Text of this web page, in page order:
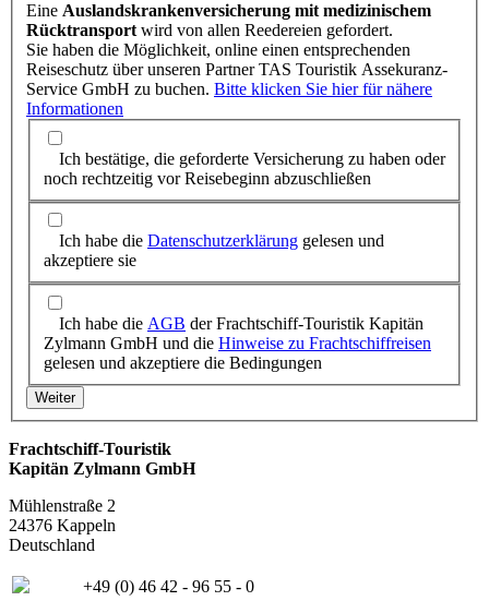
Eine Auslandskrankenversicherung mit medizinischem
Rücktransport wird von allen Reedereien gefordert.
Sie haben die Möglichkeit, online einen entsprechenden
Reiseschutz über unseren Partner TAS Touristik Assekuranz-
Service GmbH zu buchen. Bitte klicken Sie hier für nähere
Informationen
Ich bestätige, die geforderte Versicherung zu haben oder
noch rechtzeitig vor Reisebeginn abzuschließen
Ich habe die Datenschutzerklärung gelesen und
akzeptiere sie
Ich habe die AGB der Frachtschiff-Touristik Kapitän
Zylmann GmbH und die Hinweise zu Frachtschiffreisen
gelesen und akzeptiere die Bedingungen
Frachtschiff-Touristik
Kapitän Zylmann GmbH
Mühlenstraße 2
24376 Kappeln
Deutschland
+49 (0) 46 42 - 96 55 - 0